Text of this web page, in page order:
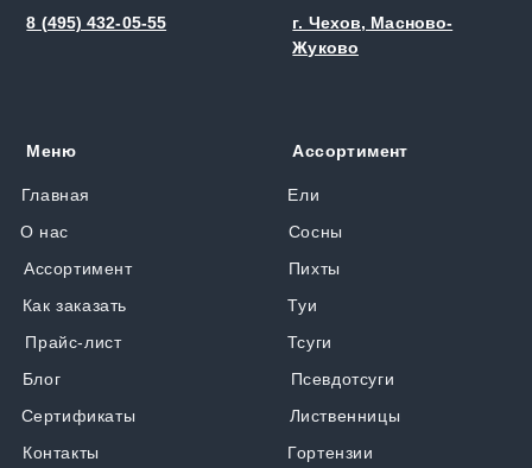
8 (495) 432-05-55
г. Чехов, Масново-
Жуково
Главная
Меню
О нас
Ассортимент
Как заказать
Прайс-лист
Контакты
Ели
Ассортимент
Сосны
Пихты
Туи
Тсуги
Псевдотсуги
Лиственницы
Гортензии
Блог
Сертификаты